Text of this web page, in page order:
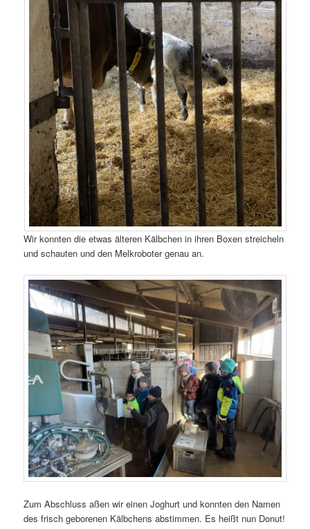
Wir konnten die etwas älteren Kälbchen in ihren Boxen streicheln
und schauten und den Melkroboter genau an.
Zum Abschluss aßen wir einen Joghurt und konnten den Namen
des frisch geborenen Kälbchens abstimmen. Es heißt nun Donut!